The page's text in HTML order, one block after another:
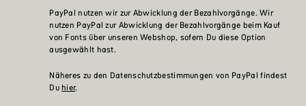
PayPal nutzen wir zur Abwicklung der Bezahlvorgänge. Wir
nutzen PayPal zur Abwicklung der Bezahlvorgänge beim Kauf
von Fonts über unseren Webshop, sofern Du diese Option
ausgewählt hast.
Näheres zu den Datenschutzbestimmungen von PayPal findest
Du hier.